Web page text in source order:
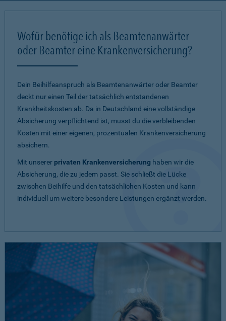
Wofür benötige ich als Beamtenanwärter
oder Beamter eine Krankenversicherung?
Dein Beihilfeanspruch als Beamtenanwärter oder Beamter
deckt nur einen Teil der tatsächlich entstandenen
Krankheitskosten ab. Da in Deutschland eine vollständige
Absicherung verpflichtend ist, musst du die verbleibenden
Kosten mit einer eigenen, prozentualen Krankenversicherung
absichern.
Mit unserer privaten Krankenversicherung haben wir die
Absicherung, die zu jedem passt. Sie schließt die Lücke
zwischen Beihilfe und den tatsächlichen Kosten und kann
individuell um weitere besondere Leistungen ergänzt werden.